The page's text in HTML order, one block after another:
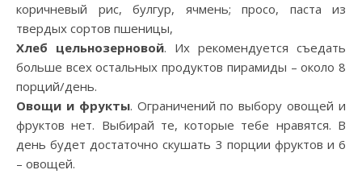
коричневый рис, булгур, ячмень; просо, паста из
твердых сортов пшеницы,
Хлеб цельнозерновой. Их рекомендуется съедать
больше всех остальных продуктов пирамиды – около 8
порций/день.
Овощи и фрукты. Ограничений по выбору овощей и
фруктов нет. Выбирай те, которые тебе нравятся. В
день будет достаточно скушать 3 порции фруктов и 6
– овощей.